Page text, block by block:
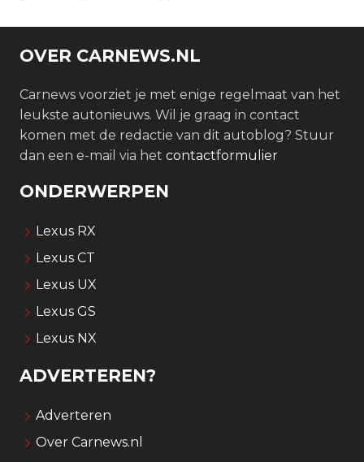
OVER CARNEWS.NL
Carnews voorziet je met enige regelmaat van het
leukste autonieuws. Wil je graag in contact
komen met de redactie van dit autoblog? Stuur
dan een e-mail via het contactformulier
ONDERWERPEN
Lexus RX
Lexus CT
Lexus UX
Lexus GS
Lexus NX
ADVERTEREN?
Adverteren
Over Carnews.nl